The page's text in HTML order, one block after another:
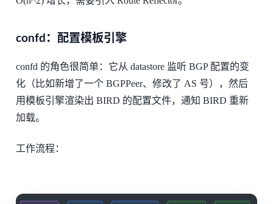
confd：配置模板引擎
confd 的角色很简单：它从 datastore 监听 BGP 配置的变
化（比如新增了一个 BGPPeer、修改了 AS 号），然后
用模板引擎渲染出 BIRD 的配置文件，通知 BIRD 重新
加载。
工作流程：